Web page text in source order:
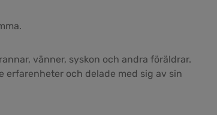
vänner, syskon och andra föräldrar.
erfarenheter och delade med sig av sin